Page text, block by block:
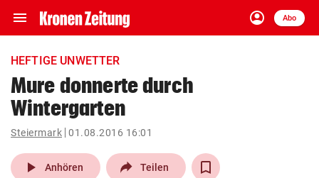
menu Navigation
ein-/ausklappen
account_circle
Anmelden
Abo
close Schließen
account_circle Anmelden
pin_drop
Wien arrow_right
HEFTIGE UNWETTER
Mure donnerte durch
Wintergarten
Steiermark 01.08.2016 16:01
play_arrow Anhören Teilen